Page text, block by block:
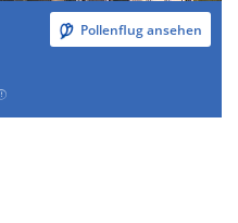
Pollenflug ansehen